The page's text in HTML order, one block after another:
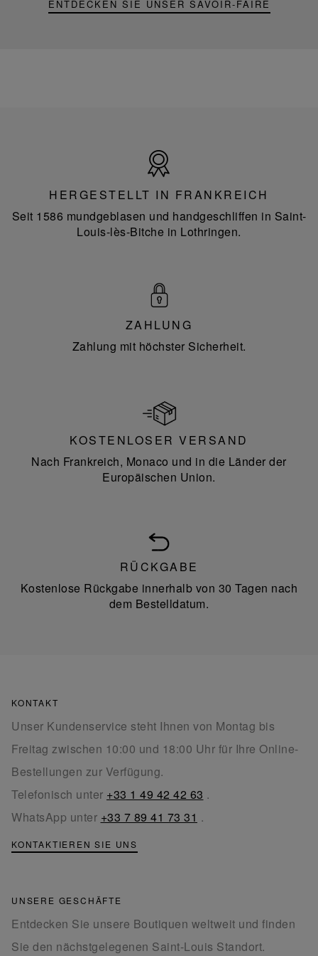
ENTDECKEN SIE UNSER SAVOIR-FAIRE
Frankreich
HERGESTELLT IN FRANKREICH
Seit 1586 mundgeblasen und handgeschliffen in Saint-
Louis-lès-Bitche in Lothringen.
ZAHLUNG
Zahlung mit höchster Sicherheit.
KOSTENLOSER VERSAND
Nach Frankreich, Monaco und in die Länder der
Europäischen Union.
RÜCKGABE
Kostenlose Rückgabe innerhalb von 30 Tagen nach
dem Bestelldatum.
KONTAKT
Unser Kundenservice steht Ihnen von Montag bis
Freitag zwischen 10:00 und 18:00 Uhr für Ihre Online-
Bestellungen zur Verfügung.
Telefonisch unter +33 1 49 42 42 63 .
WhatsApp unter +33 7 89 41 73 31 .
KONTAKTIEREN SIE UNS
UNSERE GESCHÄFTE
Entdecken Sie unsere Boutiquen weltweit und finden
Sie den nächstgelegenen Saint-Louis Standort.